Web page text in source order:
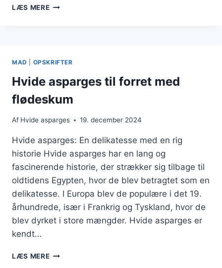
LÆS MEREHVIDE
MAD OPSKRIFTER
Hvide asparges til forret med
flødeskum
Af Hvide asparges 19. december 2024
Hvide asparges: En delikatesse med en rig
historie Hvide asparges har en lang og
fascinerende historie, der strækker sig tilbage til
oldtidens Egypten, hvor de blev betragtet som en
delikatesse. I Europa blev de populære i det 19.
århundrede, især i Frankrig og Tyskland, hvor de
blev dyrket i store mængder. Hvide asparges er
kendt…
LÆS MEREHVIDE